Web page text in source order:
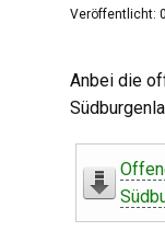
Veröffentlicht:
Anbei die